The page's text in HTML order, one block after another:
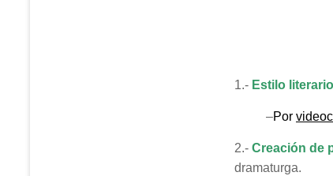
1.- Estilo
–Por
2.- Creación de
dramaturga.